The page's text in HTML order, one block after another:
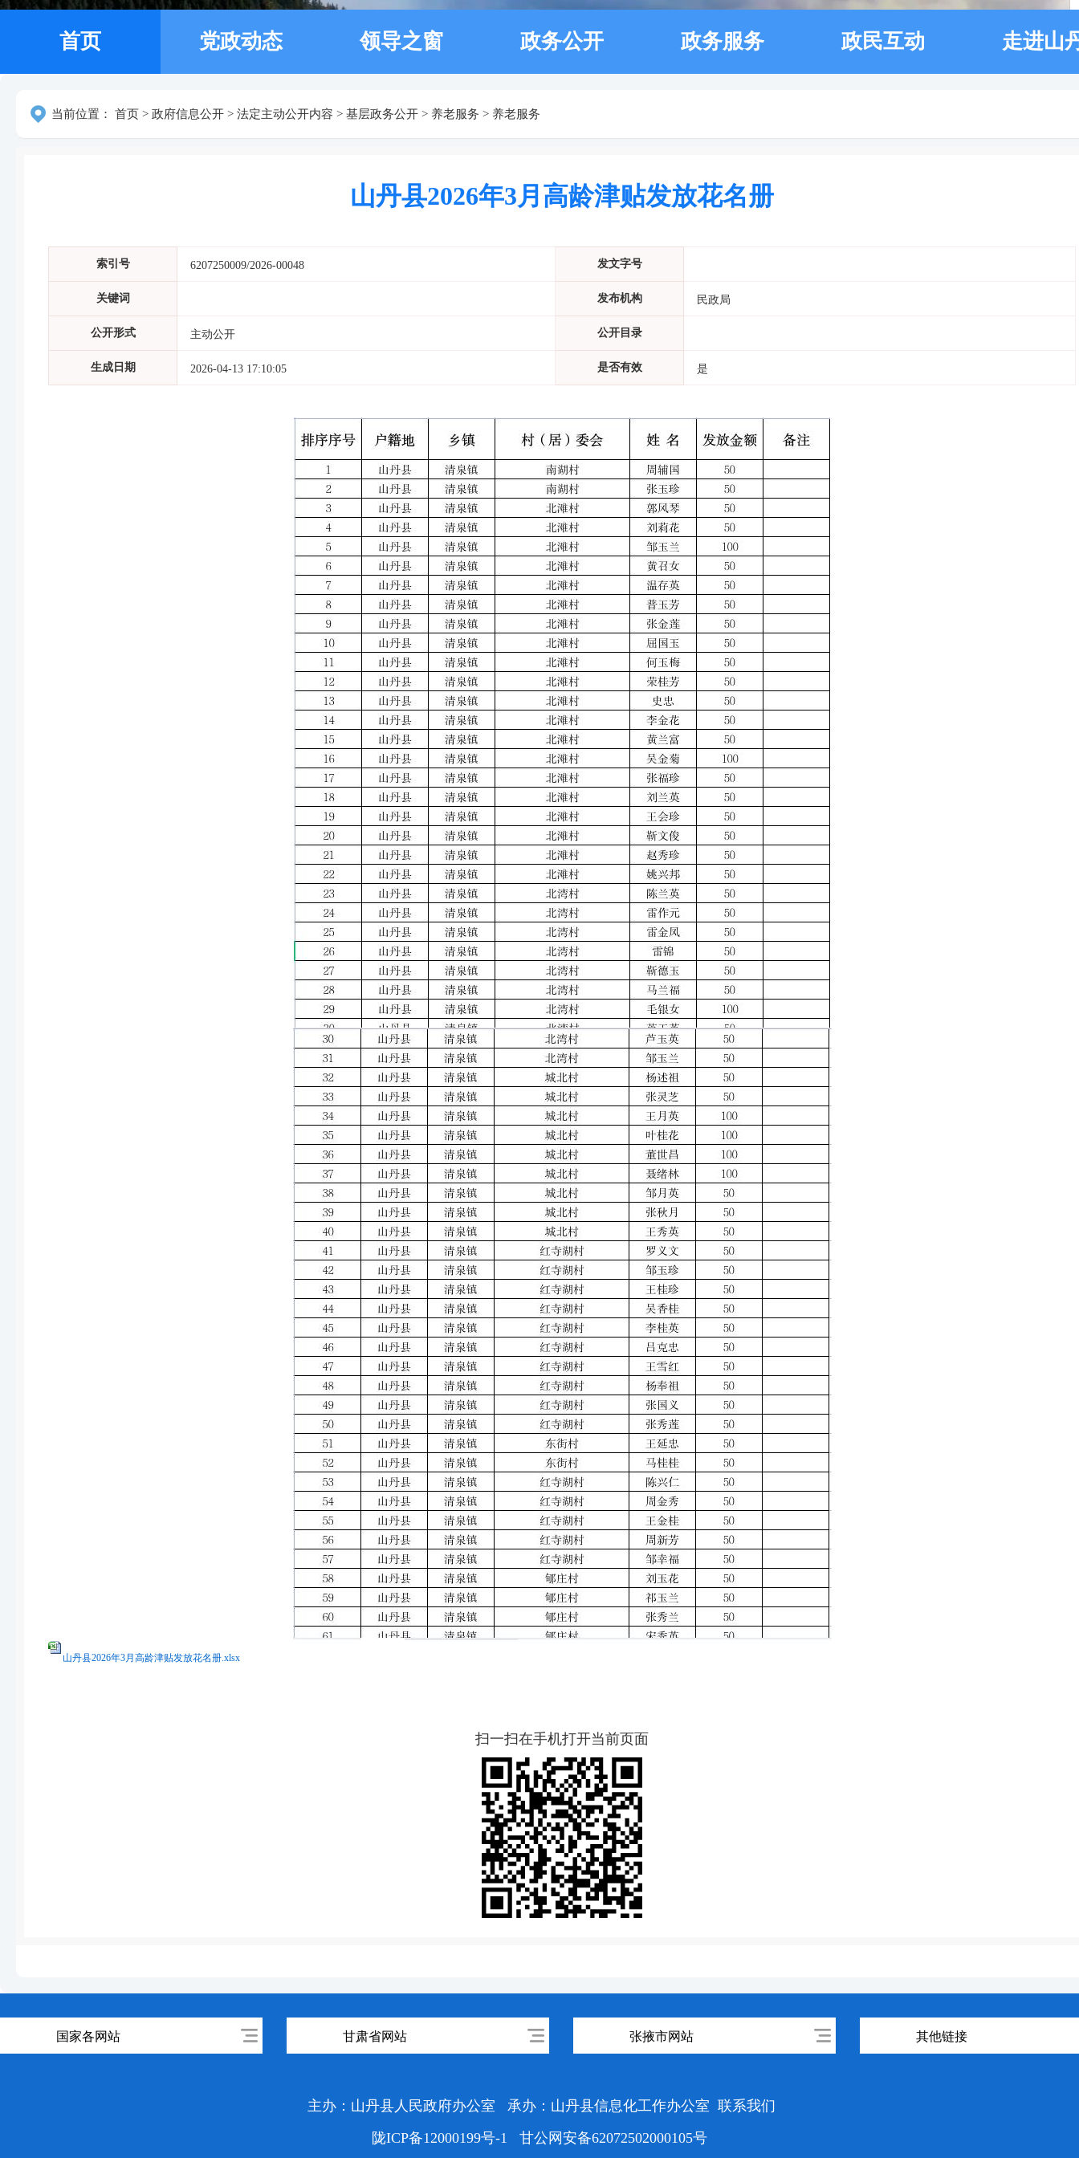
首页 党政动态 领导之窗 政务公开 政务服务 政民互动 走进山
当前位置： 首页 > 政府信息公开 > 法定主动公开内容 > 基层政务公开 > 养老服务 > 养老服务
山丹县2026年3月高龄津贴发放花名册
索引号 6207250009/2026-00048 发文字号
关键词 发布机构 民政局
公开形式 主动公开 公开目录
生成日期 2026-04-13 17:10:05 是否有效 是
山丹县2026年3月高龄津贴发放花名册.xlsx
扫一扫在手机打开当前页面
国家各网站 甘肃省网站 张掖市网站 其他链接
主办：山丹县人民政府办公室 承办：山丹县信息化工作办公室 联系我们
陇ICP备12000199号-1
甘公网安备62072502000105号